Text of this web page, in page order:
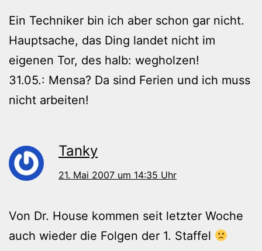
Ein Techniker bin ich aber schon gar nicht.
Hauptsache, das Ding landet nicht im
eigenen Tor, des halb: wegholzen!
31.05.: Mensa? Da sind Ferien und ich muss
nicht arbeiten!
Tanky
21. Mai 2007 um 14:35 Uhr
Von Dr. House kommen seit letzter Woche
auch wieder die Folgen der 1. Staffel